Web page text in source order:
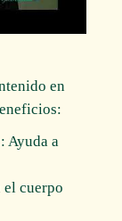
en
: Ayuda a
el cuerpo